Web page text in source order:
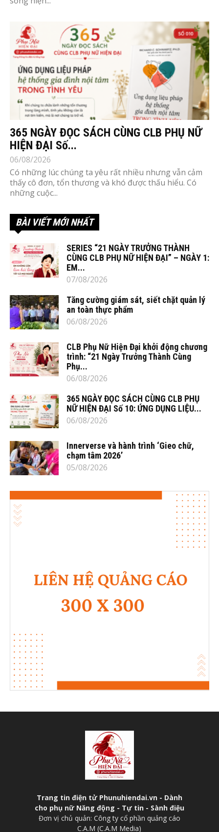
365 NGÀY ĐỌC SÁCH CÙNG CLB PHỤ NỮ
HIỆN ĐẠI Số...
06/08/2026
Có những lúc chúng ta yêu rất nhiều nhưng vẫn cảm
thấy cô đơn, tổn thương và khó được thấu hiểu. Có
những cuộc...
BÀI VIẾT MỚI NHẤT
SERIES “21 NGÀY TRƯỞNG THÀNH
CÙNG CLB PHỤ NỮ HIỆN ĐẠI” – NGÀY 1:
EM...
07/08/2026
Tăng cường giám sát, siết chặt quản lý
an toàn thực phẩm
06/08/2026
CLB Phụ Nữ Hiện Đại khởi động chương
trình: “21 Ngày Trưởng Thành Cùng
Phụ...
06/08/2026
365 NGÀY ĐỌC SÁCH CÙNG CLB PHỤ
NỮ HIỆN ĐẠI Số 10: ỨNG DỤNG LIỆU...
06/08/2026
Innerverse và hành trình ‘Gieo chữ,
chạm tâm 2026’
05/08/2026
Trang tin điện tử Phunuhiendai.vn - Dành
cho phụ nữ Năng động - Tự tin - Sành điệu
Đơn vị chủ quản: Công ty cổ phần quảng cáo
C.A.M (C.A.M Media)